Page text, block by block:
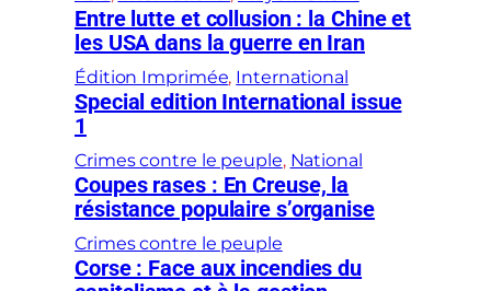
Entre lutte et collusion : la Chine et
les USA dans la guerre en Iran
Édition Imprimée, International
Special edition International issue
1
Crimes contre le peuple, National
Coupes rases : En Creuse, la
résistance populaire s’organise
Crimes contre le peuple
Corse : Face aux incendies du